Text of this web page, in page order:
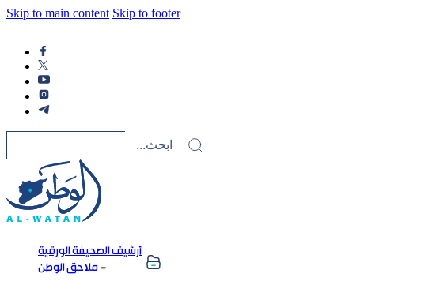
Skip to main content Skip to footer
أرشيف الصحيفة الورقية
ملاحق الوطن